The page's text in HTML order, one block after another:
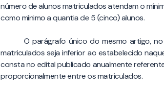
número de alunos matriculados atendam o
como mínimo a quantia de 5 (cinco) alunos.
O parágrafo único do mesmo artigo,
matriculados seja inferior ao estabelecido
consta no edital publicado anualmente
proporcionalmente entre os matriculados.